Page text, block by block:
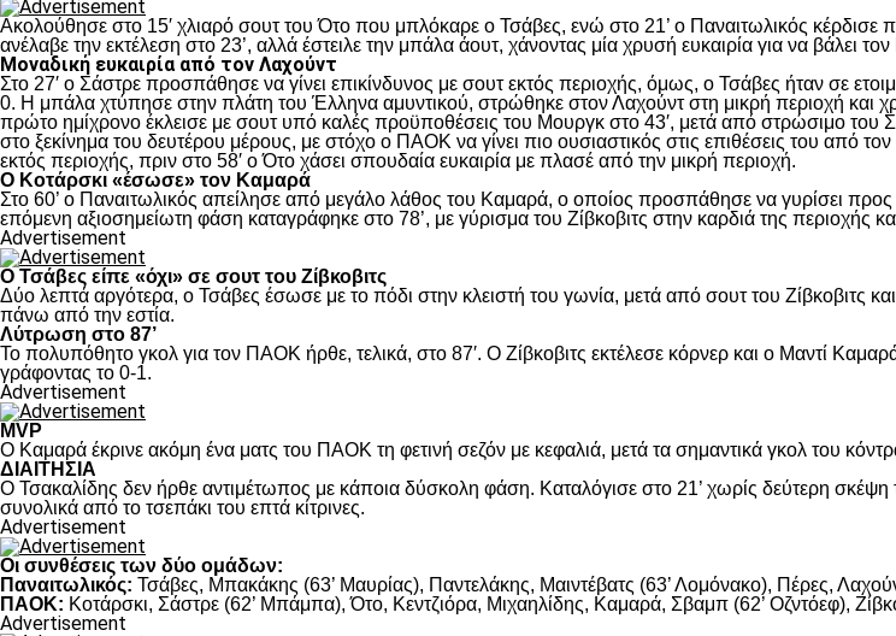
Ακολούθησε στο 15′ χλιαρό σουτ του Ότο που μπλόκαρε ο Τσάβες, ενώ στο 21’ ο Παναιτωλικός κέρδισε
ανέλαβε την εκτέλεση στο 23’, αλλά έστειλε την μπάλα άουτ, χάνοντας μία χρυσή ευκαιρία για να βάλει
Μοναδική ευκαιρία από τον Λαχούντ
Στο 27′ ο Σάστρε προσπάθησε να γίνει επικίνδυνος με σουτ εκτός περιοχής, όμως, ο Τσάβες ήταν σε
0. Η μπάλα χτύπησε στην πλάτη του Έλληνα αμυντικού, στρώθηκε στον Λαχούντ στη μικρή περιοχή και
πρώτο ημίχρονο έκλεισε με σουτ υπό καλές προϋποθέσεις του Μουργκ στο 43′, μετά από στρώσιμο
στο ξεκίνημα του δευτέρου μέρους, με στόχο ο ΠΑΟΚ να γίνει πιο ουσιαστικός στις επιθέσεις του από
εκτός περιοχής, πριν στο 58′ ο Ότο χάσει σπουδαία ευκαιρία με πλασέ από την μικρή περιοχή.
Ο Κοτάρσκι «έσωσε» τον Καμαρά
Στο 60’ ο Παναιτωλικός απείλησε από μεγάλο λάθος του Καμαρά, ο οποίος προσπάθησε να γυρίσει
επόμενη αξιοσημείωτη φάση καταγράφηκε στο 78’, με γύρισμα του Ζίβκοβιτς στην καρδιά της περιοχής
Advertisement
Ο Τσάβες είπε «όχι» σε σουτ του Ζίβκοβιτς
Δύο λεπτά αργότερα, ο Τσάβες έσωσε με το πόδι στην κλειστή του γωνία, μετά από σουτ του Ζίβκοβιτς
πάνω από την εστία.
Λύτρωση στο 87’
Το πολυπόθητο γκολ για τον ΠΑΟΚ ήρθε, τελικά, στο 87′. Ο Ζίβκοβιτς εκτέλεσε κόρνερ και ο Μαντί
γράφοντας το 0-1.
Advertisement
MVP
Ο Καμαρά έκρινε ακόμη ένα ματς του ΠΑΟΚ τη φετινή σεζόν με κεφαλιά, μετά τα σημαντικά γκολ του
ΔΙΑΙΤΗΣΙΑ
Ο Τσακαλίδης δεν ήρθε αντιμέτωπος με κάποια δύσκολη φάση. Καταλόγισε στο 21’ χωρίς δεύτερη σκέψη
συνολικά από το τσεπάκι του επτά κίτρινες.
Advertisement
Οι συνθέσεις των δύο ομάδων:
Παναιτωλικός: Τσάβες, Μπακάκης (63’ Μαυρίας), Παντελάκης, Μαιντέβατς (63’ Λομόνακο), Πέρες,
ΠΑΟΚ: Κοτάρσκι, Σάστρε (62’ Μπάμπα), Ότο, Κεντζιόρα, Μιχαηλίδης, Καμαρά, Σβαμπ (62’ Οζντόεφ),
Advertisement